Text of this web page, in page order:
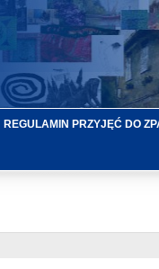
REGULAMIN PRZYJĘĆ DO